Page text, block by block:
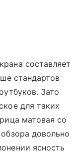
составляет
стандартов
Зато
для таких
матовая со
довольно
ясность